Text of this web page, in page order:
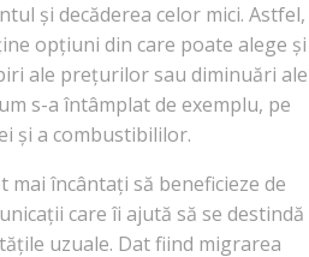
și decăderea celor mici. Astfel,
opțiuni din care poate alege și
ale prețurilor sau diminuări ale
s-a întâmplat de exemplu, pe
și a combustibililor.
încântați să beneficieze de
care îi ajută să se destindă
uzuale. Dat fiind migrarea